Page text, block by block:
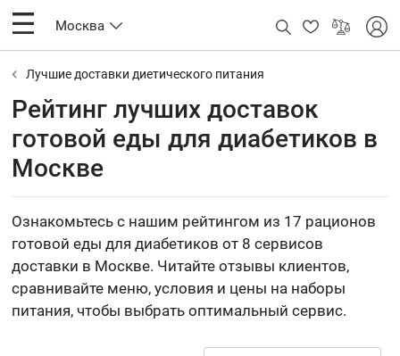
Москва
Лучшие доставки диетического питания
Рейтинг лучших доставок
готовой еды для диабетиков в
Москве
Ознакомьтесь с нашим рейтингом из 17 рационов
готовой еды для диабетиков от 8 сервисов
доставки в Москве. Читайте отзывы клиентов,
сравнивайте меню, условия и цены на наборы
питания, чтобы выбрать оптимальный сервис.